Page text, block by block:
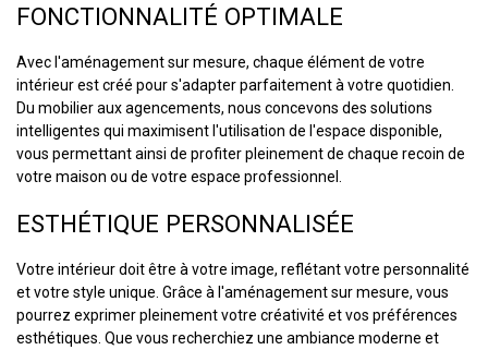
FONCTIONNALITÉ OPTIMALE
Avec l'aménagement sur mesure, chaque élément de votre
intérieur est créé pour s'adapter parfaitement à votre quotidien.
Du mobilier aux agencements, nous concevons des solutions
intelligentes qui maximisent l'utilisation de l'espace disponible,
vous permettant ainsi de profiter pleinement de chaque recoin de
votre maison ou de votre espace professionnel.
ESTHÉTIQUE PERSONNALISÉE
Votre intérieur doit être à votre image, reflétant votre personnalité
et votre style unique. Grâce à l'aménagement sur mesure, vous
pourrez exprimer pleinement votre créativité et vos préférences
esthétiques. Que vous recherchiez une ambiance moderne et